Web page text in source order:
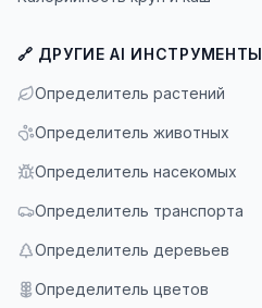
🔗 ДРУГИЕ AI ИНСТРУМЕНТЫ
Определитель растений
Определитель животных
Определитель насекомых
Определитель транспорта
Определитель деревьев
Определитель цветов